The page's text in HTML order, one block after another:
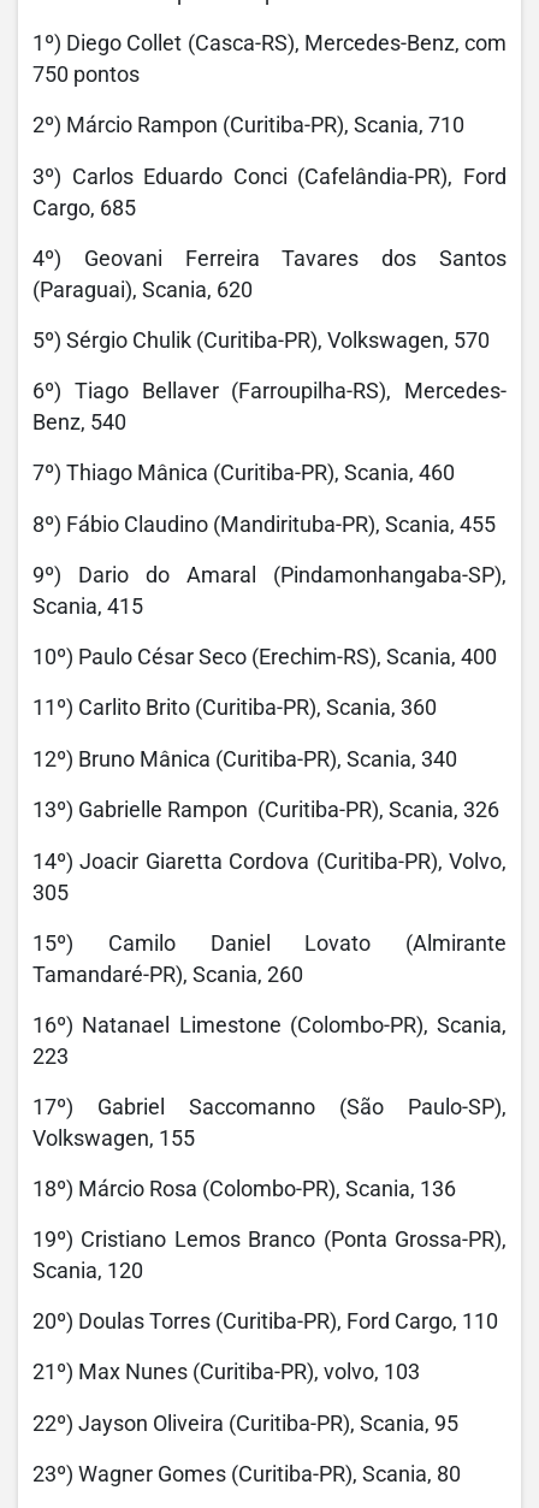
1º) Diego Collet (Casca-RS), Mercedes-Benz, com
750 pontos
2º) Márcio Rampon (Curitiba-PR), Scania, 710
3º) Carlos Eduardo Conci (Cafelândia-PR), Ford
Cargo, 685
4º) Geovani Ferreira Tavares dos Santos
(Paraguai), Scania, 620
5º) Sérgio Chulik (Curitiba-PR), Volkswagen, 570
6º) Tiago Bellaver (Farroupilha-RS), Mercedes-
Benz, 540
7º) Thiago Mânica (Curitiba-PR), Scania, 460
8º) Fábio Claudino (Mandirituba-PR), Scania, 455
9º) Dario do Amaral (Pindamonhangaba-SP),
Scania, 415
10º) Paulo César Seco (Erechim-RS), Scania, 400
11º) Carlito Brito (Curitiba-PR), Scania, 360
12º) Bruno Mânica (Curitiba-PR), Scania, 340
13º) Gabrielle Rampon (Curitiba-PR), Scania, 326
14º) Joacir Giaretta Cordova (Curitiba-PR), Volvo,
305
15º) Camilo Daniel Lovato (Almirante
Tamandaré-PR), Scania, 260
16º) Natanael Limestone (Colombo-PR), Scania,
223
17º) Gabriel Saccomanno (São Paulo-SP),
Volkswagen, 155
18º) Márcio Rosa (Colombo-PR), Scania, 136
19º) Cristiano Lemos Branco (Ponta Grossa-PR),
Scania, 120
20º) Doulas Torres (Curitiba-PR), Ford Cargo, 110
21º) Max Nunes (Curitiba-PR), volvo, 103
22º) Jayson Oliveira (Curitiba-PR), Scania, 95
23º) Wagner Gomes (Curitiba-PR), Scania, 80